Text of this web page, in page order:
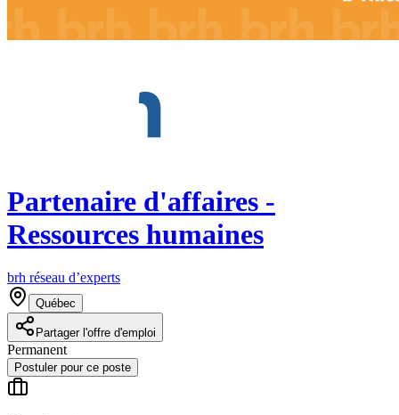
Partenaire d'affaires -
Ressources humaines
brh réseau d’experts
Québec
Partager l'offre d'emploi
Permanent
Postuler pour ce poste